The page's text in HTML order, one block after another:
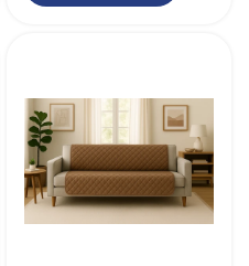
Širina
70 cm
Boja
Smeđa
Materijal
Poliester